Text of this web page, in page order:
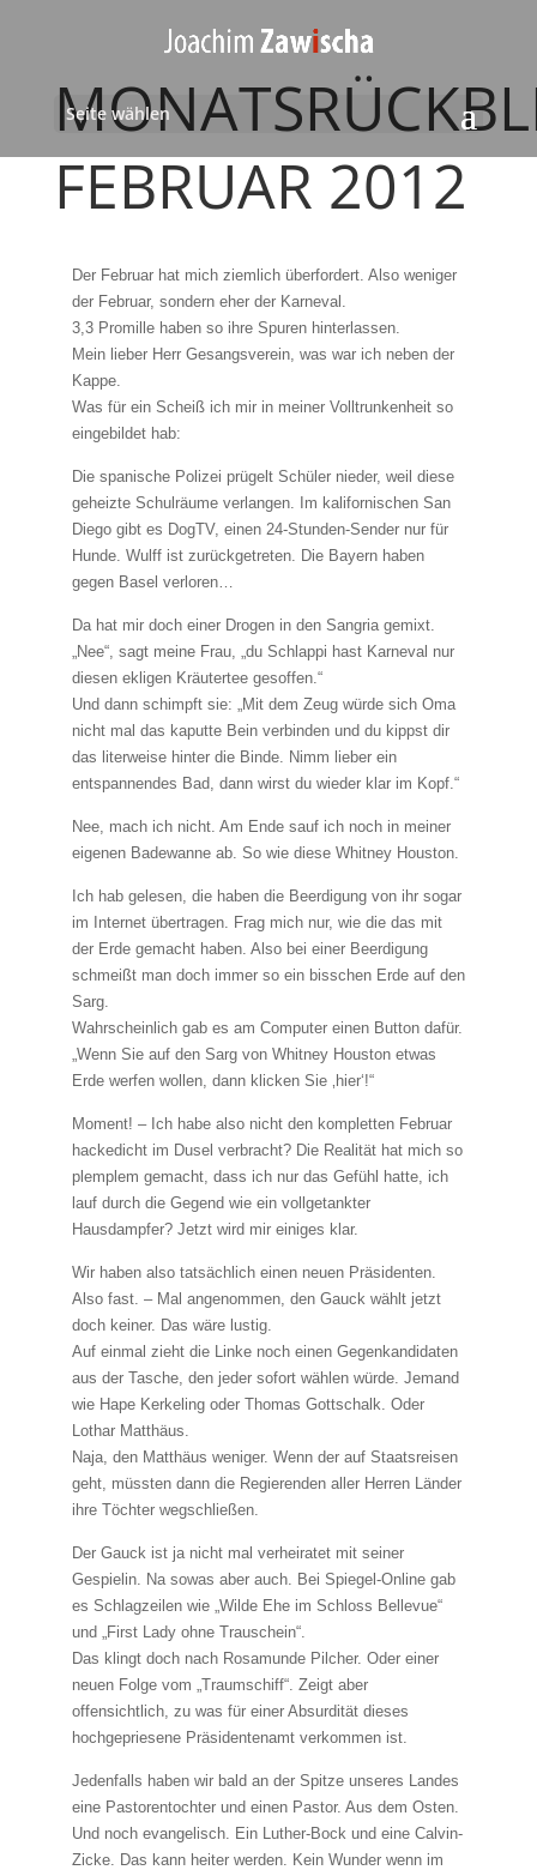
Seite wählen
FEBRUAR 2012
Der Februar hat mich ziemlich überfordert. Also weniger
der Februar, sondern eher der Karneval.
3,3 Promille haben so ihre Spuren hinterlassen.
Mein lieber Herr Gesangsverein, was war ich neben der
Kappe.
Was für ein Scheiß ich mir in meiner Volltrunkenheit so
eingebildet hab:
Die spanische Polizei prügelt Schüler nieder, weil diese
geheizte Schulräume verlangen. Im kalifornischen San
Diego gibt es DogTV, einen 24-Stunden-Sender nur für
Hunde. Wulff ist zurückgetreten. Die Bayern haben
gegen Basel verloren…
Da hat mir doch einer Drogen in den Sangria gemixt.
„Nee“, sagt meine Frau, „du Schlappi hast Karneval nur
diesen ekligen Kräutertee gesoffen.“
Und dann schimpft sie: „Mit dem Zeug würde sich Oma
nicht mal das kaputte Bein verbinden und du kippst dir
das literweise hinter die Binde. Nimm lieber ein
entspannendes Bad, dann wirst du wieder klar im Kopf.“
Nee, mach ich nicht. Am Ende sauf ich noch in meiner
eigenen Badewanne ab. So wie diese Whitney Houston.
Ich hab gelesen, die haben die Beerdigung von ihr sogar
im Internet übertragen. Frag mich nur, wie die das mit
der Erde gemacht haben. Also bei einer Beerdigung
schmeißt man doch immer so ein bisschen Erde auf den
Sarg.
Wahrscheinlich gab es am Computer einen Button dafür.
„Wenn Sie auf den Sarg von Whitney Houston etwas
Erde werfen wollen, dann klicken Sie ‚hier‘!“
Moment! – Ich habe also nicht den kompletten Februar
hackedicht im Dusel verbracht? Die Realität hat mich so
plemplem gemacht, dass ich nur das Gefühl hatte, ich
lauf durch die Gegend wie ein vollgetankter
Hausdampfer? Jetzt wird mir einiges klar.
Wir haben also tatsächlich einen neuen Präsidenten.
Also fast. – Mal angenommen, den Gauck wählt jetzt
doch keiner. Das wäre lustig.
Auf einmal zieht die Linke noch einen Gegenkandidaten
aus der Tasche, den jeder sofort wählen würde. Jemand
wie Hape Kerkeling oder Thomas Gottschalk. Oder
Lothar Matthäus.
Naja, den Matthäus weniger. Wenn der auf Staatsreisen
geht, müssten dann die Regierenden aller Herren Länder
ihre Töchter wegschließen.
Der Gauck ist ja nicht mal verheiratet mit seiner
Gespielin. Na sowas aber auch. Bei Spiegel-Online gab
es Schlagzeilen wie „Wilde Ehe im Schloss Bellevue“
und „First Lady ohne Trauschein“.
Das klingt doch nach Rosamunde Pilcher. Oder einer
neuen Folge vom „Traumschiff“. Zeigt aber
offensichtlich, zu was für einer Absurdität dieses
hochgepriesene Präsidentenamt verkommen ist.
Jedenfalls haben wir bald an der Spitze unseres Landes
eine Pastorentochter und einen Pastor. Aus dem Osten.
Und noch evangelisch. Ein Luther-Bock und eine Calvin-
Zicke. Das kann heiter werden. Kein Wunder wenn im